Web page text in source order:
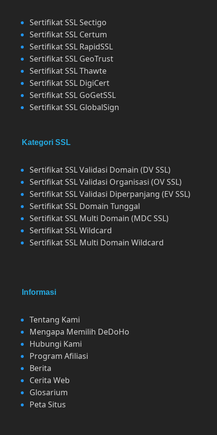
Sertifikat SSL Sectigo
Sertifikat SSL Certum
Sertifikat SSL RapidSSL
Sertifikat SSL GeoTrust
Sertifikat SSL Thawte
Sertifikat SSL DigiCert
Sertifikat SSL GoGetSSL
Sertifikat SSL GlobalSign
Kategori SSL
Sertifikat SSL Validasi Domain (DV SSL)
Sertifikat SSL Validasi Organisasi (OV SSL)
Sertifikat SSL Validasi Diperpanjang (EV SSL)
Sertifikat SSL Domain Tunggal
Sertifikat SSL Multi Domain (MDC SSL)
Sertifikat SSL Wildcard
Sertifikat SSL Multi Domain Wildcard
Informasi
Tentang Kami
Mengapa Memilih DeDoHo
Hubungi Kami
Program Afiliasi
Berita
Cerita Web
Glosarium
Peta Situs